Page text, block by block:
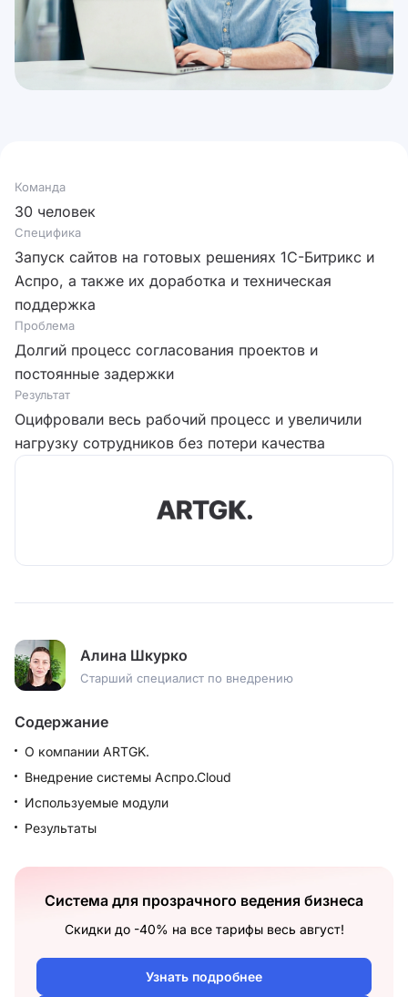
Команда
30 человек
Специфика
Запуск сайтов на готовых решениях 1С-Битрикс и
Аспро, а также их доработка и техническая
поддержка
Проблема
Долгий процесс согласования проектов и
постоянные задержки
Результат
Оцифровали весь рабочий процесс и увеличили
нагрузку сотрудников без потери качества
Алина Шкурко
Старший специалист по внедрению
Содержание
О компании ARTGK.
Внедрение системы Аспро.Сloud
Используемые модули
Результаты
Система для прозрачного ведения бизнеса
Скидки до -40% на все тарифы весь август!
Узнать подробнее